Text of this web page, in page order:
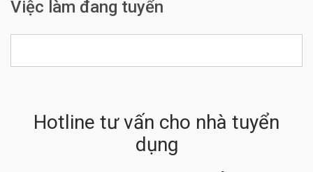
Việc làm đang tuyển
Hotline tư vấn cho nhà tuyển
dụng